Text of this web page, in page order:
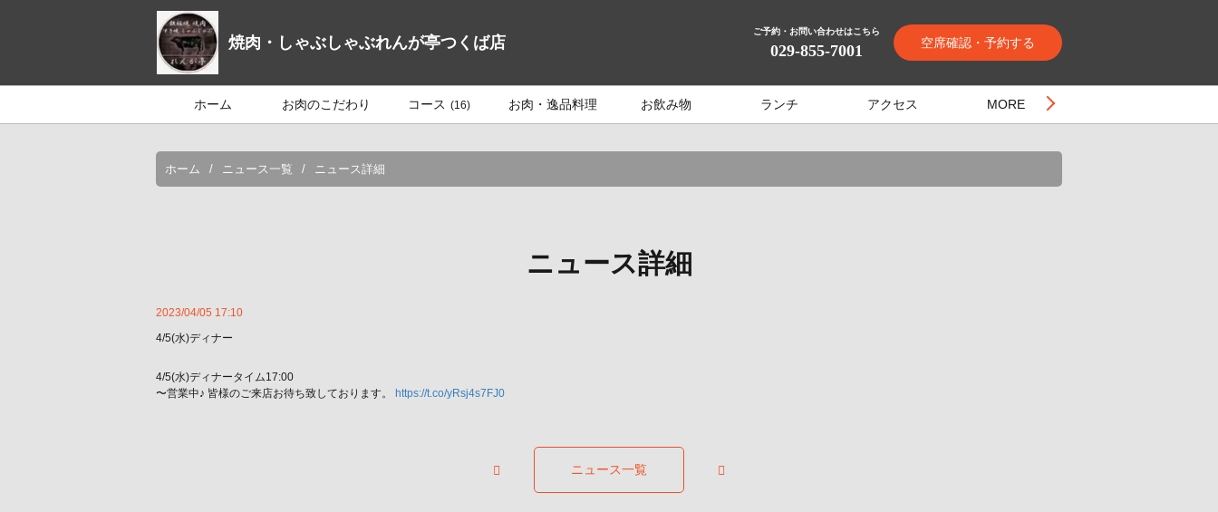
焼肉・しゃぶしゃぶれんが亭つくば店
ご予約・お問い合わせはこちら
029-855-7001 空席確認・予約する
ホーム お肉のこだわり コース (16) お肉・逸品料理 お飲み物 ランチ アクセス MORE
ホーム ニュース一覧 ニュース詳細
ニュース詳細
2023/04/05 17:10
4/5(水)ディナー
4/5(水)ディナータイム17:00
〜営業中♪ 皆様のご来店お待ち致しております。
https://t.co/yRsj4s7FJ0
ニュース一覧